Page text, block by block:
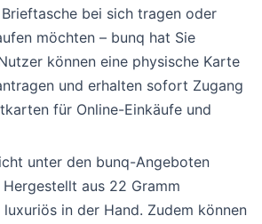
bei sich tragen oder
möchten – bunq hat Sie
können eine physische Karte
und erhalten sofort Zugang
für Online-Einkäufe und
unter den bunq-Angeboten
aus 22 Gramm
in der Hand. Zudem können